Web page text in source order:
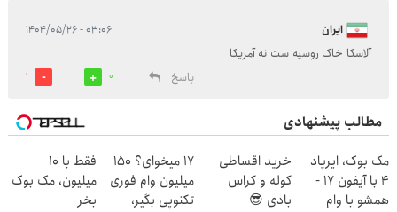
ایران ۰۳:۰۶ - ۱۴۰۴/۰۵/۲۶
آلاسکا خاک روسیه ست نه آمریکا
پاسخ
0
1
مطالب پیشنهادی
مک بوک، ایرپاد
4 با آیفون 17 -
همشو با وام
خرید اقساطی
کوله و کراس
بادی 😎
17 میخوای؟ 150
میلیون وام فوری
تکنوپی بگیر،
فقط با 10
میلیون، مک بوک
بخر